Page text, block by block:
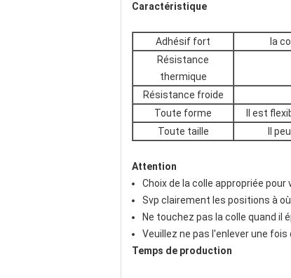
Caractéristique
Adhésif fort
la
Résistance
thermique
Résistance froide
Toute forme
Il est
Toute taille
Il
Attention
Choix de la colle appropriée pour
Svp clairement les positions à
Ne touchez pas la colle quand il
Veuillez ne pas l'enlever une
Temps de production